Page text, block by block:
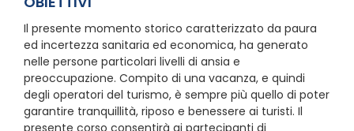
Il presente momento storico caratterizzato da paura
ed incertezza sanitaria ed economica, ha generato
nelle persone particolari livelli di ansia e
preoccupazione. Compito di una vacanza, e quindi
degli operatori del turismo, è sempre più quello di poter
garantire tranquillità, riposo e benessere ai turisti. Il
presente corso consentirà ai partecipanti di